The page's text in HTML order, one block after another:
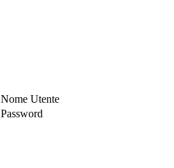
Nome Utente
Password